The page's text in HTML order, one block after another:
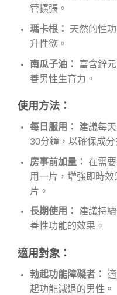
管擴張。
瑪卡根：
天然的性
升性欲。
南瓜子油：
富含鋅
善男性生育力。
使用方法：
每日服用：
建議每
30分鐘，以確保成
房事前加量：
在需
用一片，增強即時
片。
長期使用：
建議持
善性功能的效果。
適用對象：
勃起功能障礙者：
起功能減退的男性。